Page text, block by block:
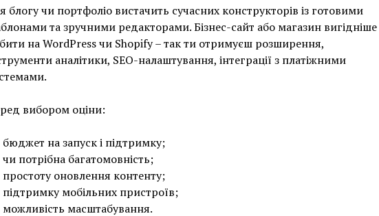
блогу чи портфоліо вистачить сучасних конструкторів із готовими
та зручними редакторами. Бізнес-сайт або магазин вигідніше
на WordPress чи Shopify – так ти отримуєш розширення,
аналітики, SEO-налаштування, інтеграції з платіжними
вибором оціни:
бюджет на запуск і підтримку;
чи потрібна багатомовність;
простоту оновлення контенту;
підтримку мобільних пристроїв;
можливість масштабування.